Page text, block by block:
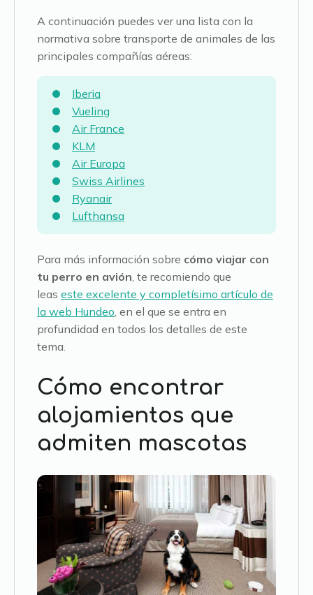
A continuación puedes ver una lista con la
normativa sobre transporte de animales de las
principales compañías aéreas:
Iberia
Vueling
Air France
KLM
Air Europa
Swiss Airlines
Ryanair
Lufthansa
Para más información sobre cómo viajar con
tu perro en avión , te recomiendo que
leas este excelente y completísimo artículo de
la web Hundeo , en el que se entra en
profundidad en todos los detalles de este
tema.
Cómo encontrar
alojamientos que
admiten mascotas